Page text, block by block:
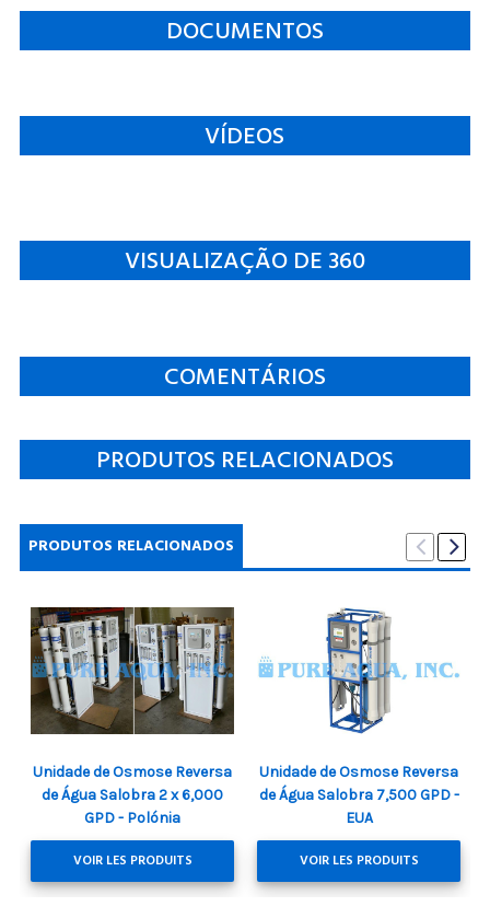
DOCUMENTOS
VÍDEOS
VISUALIZAÇÃO DE 360
COMENTÁRIOS
PRODUTOS RELACIONADOS
PRODUTOS RELACIONADOS
Unidade de Osmose Reversa
de Água Salobra 2 x 6,000
GPD - Polónia
VOIR LES PRODUITS
Unidade de Osmose Reversa
de Água Salobra 7,500 GPD -
EUA
VOIR LES PRODUITS